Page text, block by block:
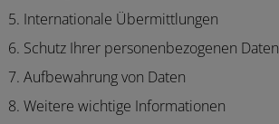
Internationale Übermittlungen
Schutz Ihrer personenbezogenen Daten
Aufbewahrung von Daten
Weitere wichtige Informationen